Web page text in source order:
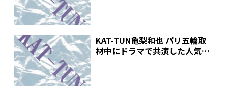
KAT-TUN亀梨和也 パリ五輪取
材中にドラマで共演した人気女